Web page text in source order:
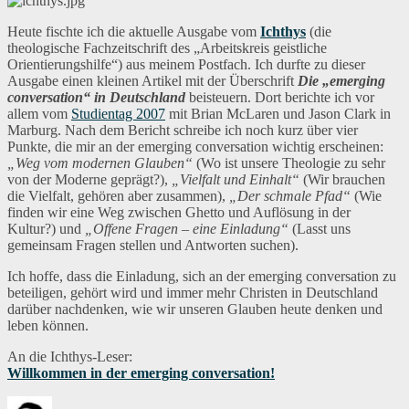
Heute fischte ich die aktuelle Ausgabe vom Ichthys (die
theologische Fachzeitschrift des „Arbeitskreis geistliche
Orientierungshilfe“) aus meinem Postfach. Ich durfte zu dieser
Ausgabe einen kleinen Artikel mit der Überschrift Die „emerging
conversation“ in Deutschland beisteuern. Dort berichte ich vor
allem vom Studientag 2007 mit Brian McLaren und Jason Clark in
Marburg. Nach dem Bericht schreibe ich noch kurz über vier
Punkte, die mir an der emerging conversation wichtig erscheinen:
„Weg vom modernen Glauben“ (Wo ist unsere Theologie zu sehr
von der Moderne geprägt?),
„Vielfalt und Einhalt“ (Wir brauchen
die Vielfalt, gehören aber zusammen),
„Der schmale Pfad“ (Wie
finden wir eine Weg zwischen Ghetto und Auflösung in der
Kultur?) und
„Offene Fragen – eine Einladung“ (Lasst uns
gemeinsam Fragen stellen und Antworten suchen).
Ich hoffe, dass die Einladung, sich an der emerging conversation zu
beteiligen, gehört wird und immer mehr Christen in Deutschland
darüber nachdenken, wie wir unseren Glauben heute denken und
leben können.
An die Ichthys-Leser:
Willkommen in der emerging conversation!